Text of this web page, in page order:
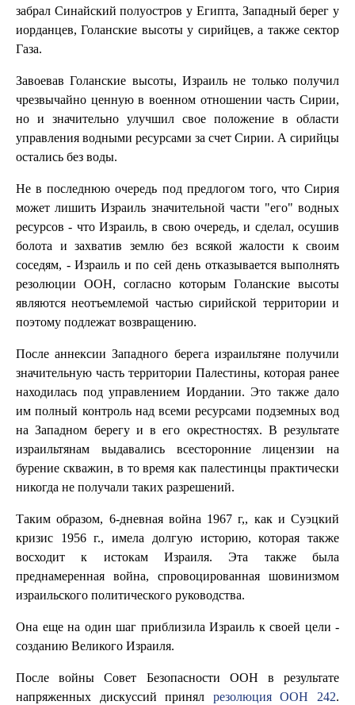
забрал Синайский полуостров у Египта, Западный берег у
иорданцев, Голанские высоты у сирийцев, а также сектор
Газа.
Завоевав Голанские высоты, Израиль не только получил
чрезвычайно ценную в военном отношении часть Сирии,
но и значительно улучшил свое положение в области
управления водными ресурсами за счет Сирии. А сирийцы
остались без воды.
Не в последнюю очередь под предлогом того, что Сирия
может лишить Израиль значительной части "его" водных
ресурсов - что Израиль, в свою очередь, и сделал, осушив
болота и захватив землю без всякой жалости к своим
соседям, - Израиль и по сей день отказывается выполнять
резолюции ООН, согласно которым Голанские высоты
являются неотъемлемой частью сирийской территории и
поэтому подлежат возвращению.
После аннексии Западного берега израильтяне получили
значительную часть территории Палестины, которая ранее
находилась под управлением Иордании. Это также дало
им полный контроль над всеми ресурсами подземных вод
на Западном берегу и в его окрестностях. В результате
израильтянам выдавались всесторонние лицензии на
бурение скважин, в то время как палестинцы практически
никогда не получали таких разрешений.
Таким образом, 6-дневная война 1967 г,, как и Суэцкий
кризис 1956 г., имела долгую историю, которая также
восходит к истокам Израиля. Эта также была
преднамеренная война, спровоцированная шовинизмом
израильского политического руководства.
Она еще на один шаг приблизила Израиль к своей цели -
созданию Великого Израиля.
После войны Совет Безопасности ООН в результате
напряженных дискуссий принял резолюция ООН 242.